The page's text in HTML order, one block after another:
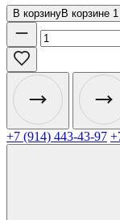
В корзинуВ корзине 1
+7 (914) 443-43-97